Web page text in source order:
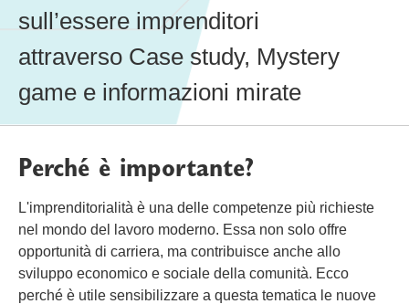
sull’essere imprenditori
attraverso Case study, Mystery
game e informazioni mirate
Perché è importante?
L'imprenditorialità è una delle competenze più richieste
nel mondo del lavoro moderno. Essa non solo offre
opportunità di carriera, ma contribuisce anche allo
sviluppo economico e sociale della comunità. Ecco
perché è utile sensibilizzare a questa tematica le nuove